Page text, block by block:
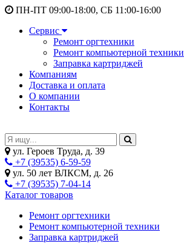
ПН-ПТ 09:00-18:00, СБ 11:00-16:00
Сервис
Ремонт оргтехники
Ремонт компьютерной техники
Заправка картриджей
Компаниям
Доставка и оплата
О компании
Контакты
ул. Героев Труда, д. 39
+7 (39535) 6-59-59
ул. 50 лет ВЛКСМ, д. 26
+7 (39535) 7-04-14
Каталог товаров
Ремонт оргтехники
Ремонт компьютерной техники
Заправка картриджей